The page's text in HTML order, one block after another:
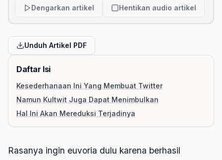
Dengarkan artikel Hentikan audio artikel
Unduh Artikel PDF
Daftar Isi
Kesederhanaan Ini Yang Membuat Twitter
Namun Kultwit Juga Dapat Menimbulkan
Hal Ini Akan Mereduksi Terjadinya
Rasanya ingin euvoria dulu karena berhasil